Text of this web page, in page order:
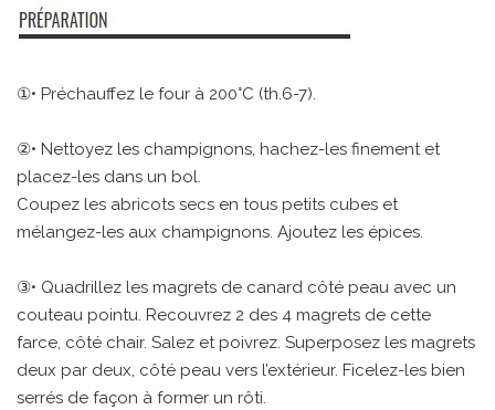
①• Préchauffez le four à 200°C (th.6-7).
②• Nettoyez les champignons, hachez-les finement et
placez-les dans un bol.
Coupez les abricots secs en tous petits cubes et
mélangez-les aux champignons. Ajoutez les épices.
③• Quadrillez les magrets de canard côté peau avec un
couteau pointu. Recouvrez 2 des 4 magrets de cette
farce, côté chair. Salez et poivrez. Superposez les magrets
deux par deux, côté peau vers l’extérieur. Ficelez-les bien
serrés de façon à former un rôti.